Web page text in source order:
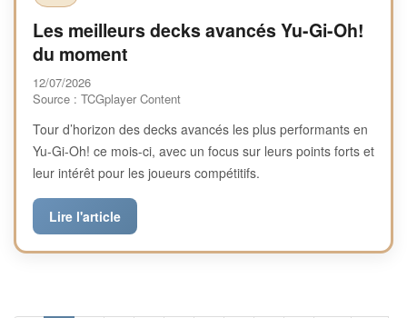
Les meilleurs decks avancés Yu-Gi-Oh!
du moment
12/07/2026
Source : TCGplayer Content
Tour d’horizon des decks avancés les plus performants en
Yu-Gi-Oh! ce mois-ci, avec un focus sur leurs points forts et
leur intérêt pour les joueurs compétitifs.
Lire l'article